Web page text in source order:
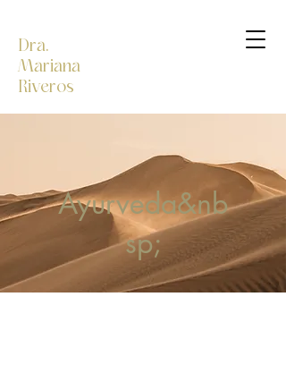
Dra.
Mariana
Riveros
Ayurveda&nb
sp;